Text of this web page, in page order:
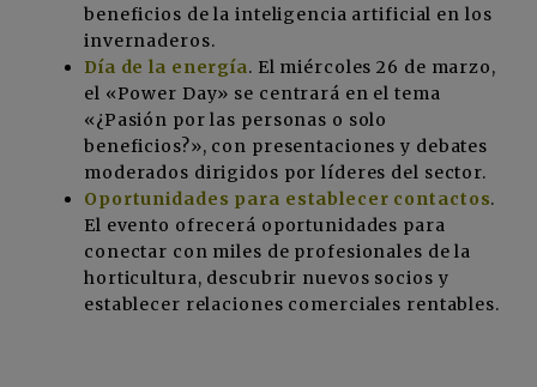
beneficios de la inteligencia artificial en los
invernaderos.
Día de la energía. El miércoles 26 de marzo,
el «Power Day» se centrará en el tema
«¿Pasión por las personas o solo
beneficios?», con presentaciones y debates
moderados dirigidos por líderes del sector.
Oportunidades para establecer contactos.
El evento ofrecerá oportunidades para
conectar con miles de profesionales de la
horticultura, descubrir nuevos socios y
establecer relaciones comerciales rentables.